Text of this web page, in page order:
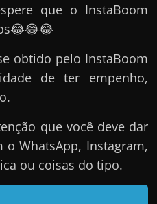
que o InstaBoom
obtido pelo InstaBoom
de ter empenho,
que você deve dar
WhatsApp, Instagram,
ou coisas do tipo.